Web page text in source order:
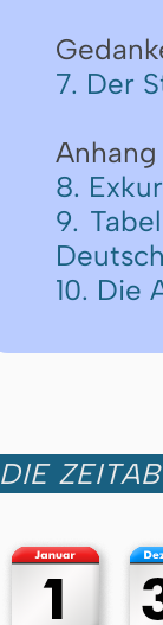
7. Der
Anhang
8.
9.
10. Die
DIE